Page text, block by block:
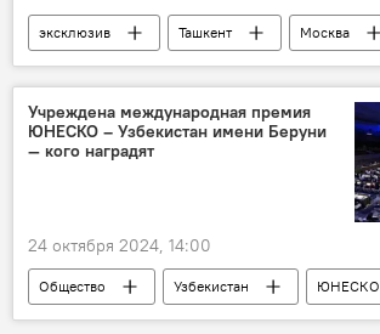
эксклюзив Ташкент
Москва
сотрудничество
Конференция
Константин Злыгостев
Учреждена международная премия
ЮНЕСКО – Узбекистан имени Беруни
— кого наградят
24 октября 2024, 14:00
Общество Узбекистан
ЮНЕСКО
Абу Райхан Беруни
премия